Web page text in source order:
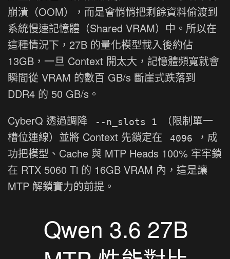
崩潰（OOM），而是會悄悄把剩餘資料偷渡到
系統慢速記憶體（Shared VRAM）中。所以在
這種情況下，27B 的量化模型載入後約佔
13GB，一旦 Context 開太大，記憶體頻寬就會
瞬間從 VRAM 的數百 GB/s 斷崖式跌落到
DDR4 的 50 GB/s。
CyberQ 透過調降
--n_slots 1
（限制單一
槽位連線）並將 Context 先鎖定在
4096
，成
功把模型、Cache 與 MTP Heads 100% 牢牢鎖
在 RTX 5060 Ti 的 16GB VRAM 內，這是讓
MTP 解鎖實力的前提。
Qwen 3.6 27B